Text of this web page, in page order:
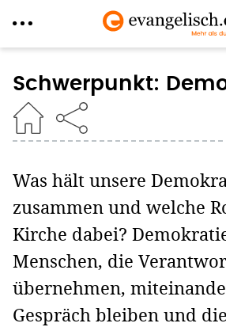
zum
Inhalt
Schwerpunkt:
Was hält unsere
zusammen und welche
Kirche dabei?
Menschen, die
übernehmen,
Gespräch bleiben und